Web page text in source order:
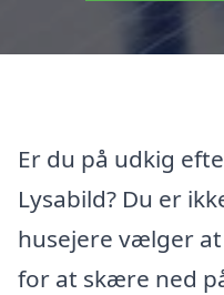
Er du på udkig
Lysabild? Du er
husejere vælger
for at skære ned